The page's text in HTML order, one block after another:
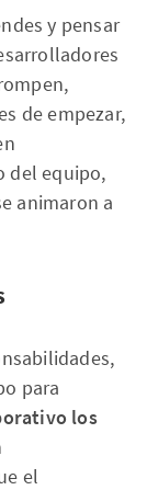
y pensar
de empezar,
del equipo,
animaron a
para
los
el